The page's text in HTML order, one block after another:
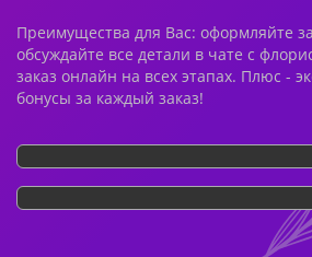
Преимущества для Вас: оформляйте
обсуждайте все детали в чате с
заказ онлайн на всех этапах. Плюс -
бонусы за каждый заказ!